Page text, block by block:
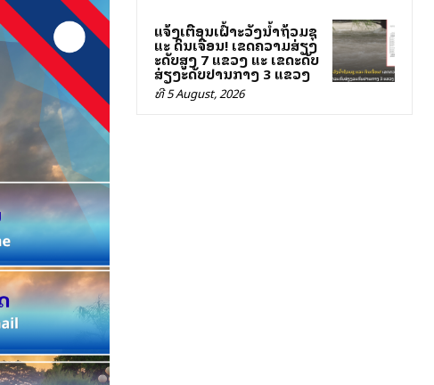
ແຈ້ງເຕືອນເຝົ້າລະວັງນ້ຳຖ້ວມຊຸ
ແລະ ດິນເຈື່ອນ! ເຂດຄວາມສ່ຽງ
ລະດັບສູງ 7 ແຂວງ ແລະ ເຂດລະດັບ
ສ່ຽງລະດັບປານກາງ 3 ແຂວງ
ທີ 5 August, 2026